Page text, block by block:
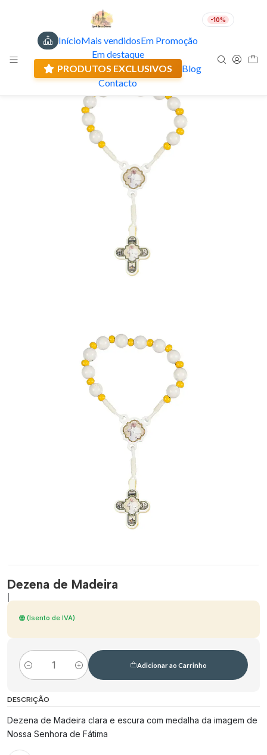
-10%
InícioMais vendidosEm Promoção
Em destaque
PRODUTOS EXCLUSIVOS
Blog
Contacto
EUR
Dezena de Madeira
(Isento de IVA)
Quantidade
Adicionar ao Carrinho
DESCRIÇÃO
Dezena de Madeira clara e escura com medalha da imagem de
Nossa Senhora de Fátima